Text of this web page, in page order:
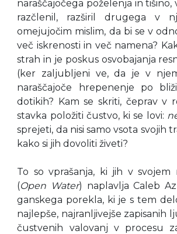
naraščajočega poželenja in
razčlenil, razširil drugega v
omejujočim mislim, da bi se v
več iskrenosti in več namena?
strah in je poskus osvobajanja
(ker zaljubljeni ve, da je v
naraščajoče hrepenenje po
dotikih? Kam se skriti, čeprav v
stavka položiti čustvo, ki se lovi:
sprejeti, da nisi samo vsota svojih
kako si jih dovoliti živeti?
To so vprašanja, ki jih v svojem
(Open Water) naplavlja Caleb
ganskega porekla, ki je s tem
najlepše, najranljivejše zapisanih
čustvenih valovanj v procesu